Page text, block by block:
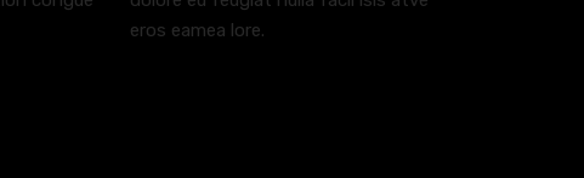
eros eamea lore.